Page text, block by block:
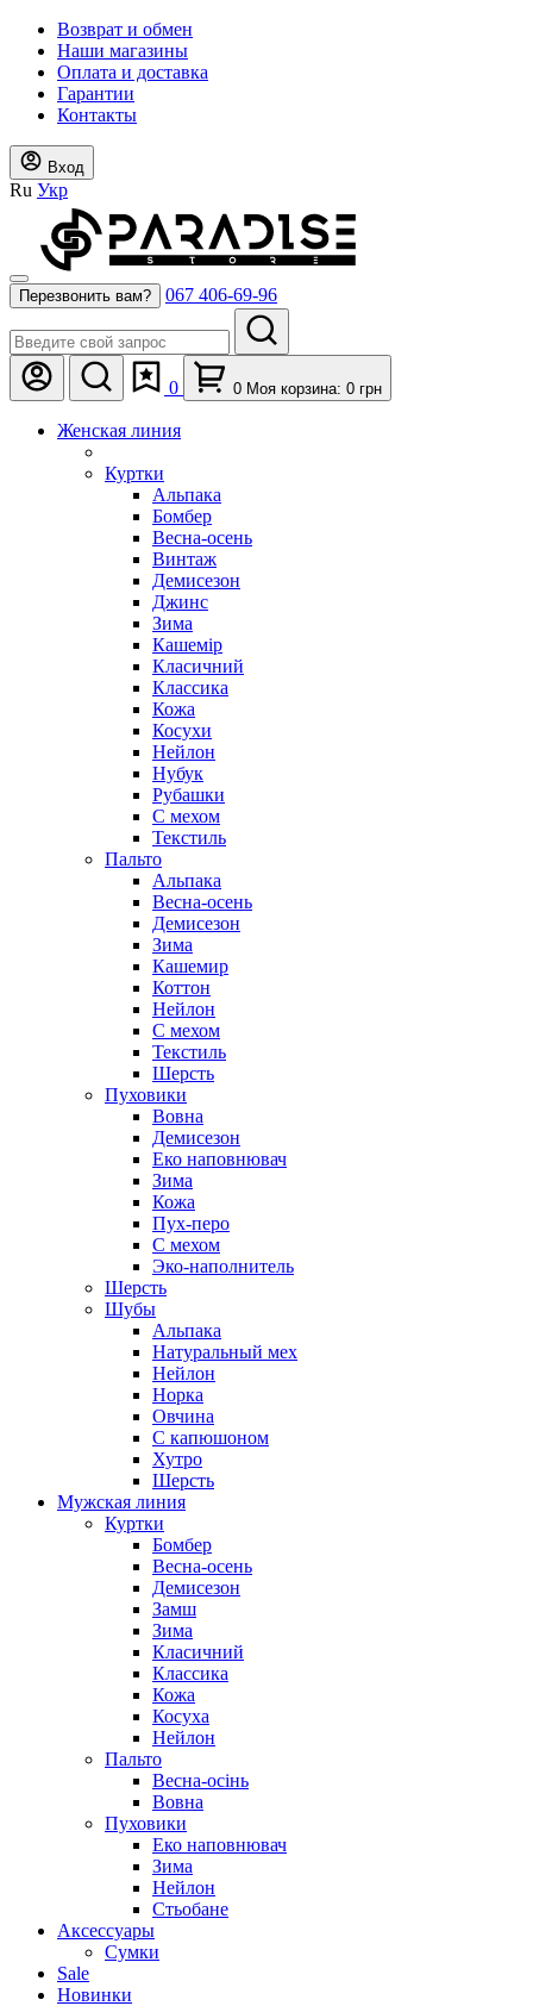
Возврат и обмен
Наши магазины
Оплата и доставка
Гарантии
Контакты
Вход
Ru Укр
Перезвонить вам? 067 406-69-96
0 0 Моя корзина: 0 грн
Женская линия
Куртки
Альпака
Бомбер
Весна-осень
Винтаж
Демисезон
Джинс
Зима
Кашемір
Класичний
Классика
Кожа
Косухи
Нейлон
Нубук
Рубашки
С мехом
Текстиль
Пальто
Альпака
Весна-осень
Демисезон
Зима
Кашемир
Коттон
Нейлон
С мехом
Текстиль
Шерсть
Пуховики
Вовна
Демисезон
Еко наповнювач
Зима
Кожа
Пух-перо
С мехом
Эко-наполнитель
Шерсть
Шубы
Альпака
Натуральный мех
Нейлон
Норка
Овчина
С капюшоном
Хутро
Шерсть
Мужская линия
Куртки
Бомбер
Весна-осень
Демисезон
Замш
Зима
Класичний
Классика
Кожа
Косуха
Нейлон
Пальто
Весна-осінь
Вовна
Пуховики
Еко наповнювач
Зима
Нейлон
Стьобане
Аксессуары
Сумки
Sale
Новинки